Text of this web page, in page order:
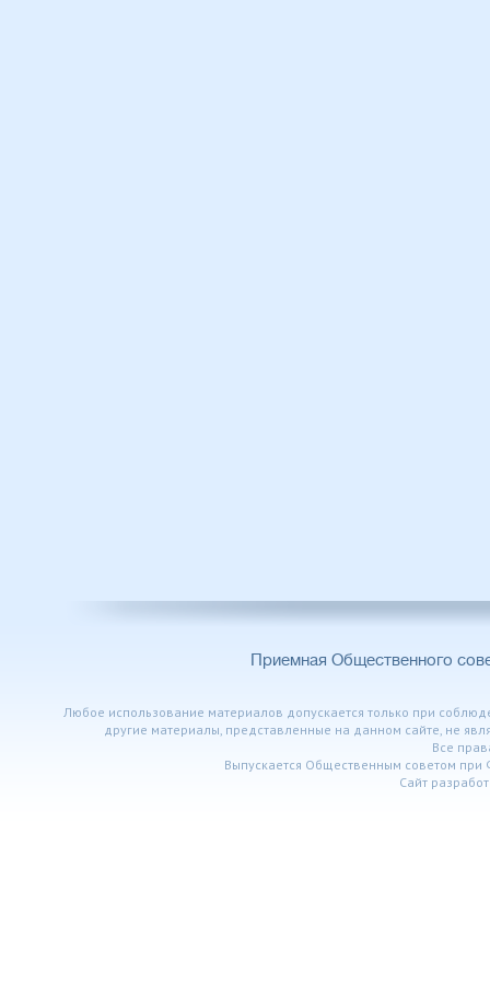
Приемная Общественного
Любое использование материалов допускается только при
другие материалы, представленные на данном сайте, не
Все
Выпускается Общественным советом
Сайт